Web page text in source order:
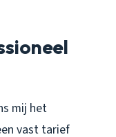
mij het
vast tarief